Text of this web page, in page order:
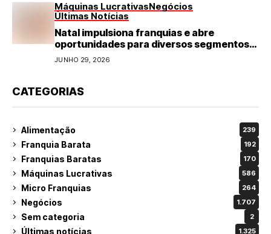
Máquinas LucrativasNegócios
Últimas Notícias
Natal impulsiona franquias e abre
oportunidades para diversos segmentos
do varejo
JUNHO 29, 2026
CATEGORIAS
Alimentação 239
Franquia Barata 192
Franquias Baratas 170
Máquinas Lucrativas 586
Micro Franquias 264
Negócios 1.707
Sem categoria 2
Últimas notícias 1.325